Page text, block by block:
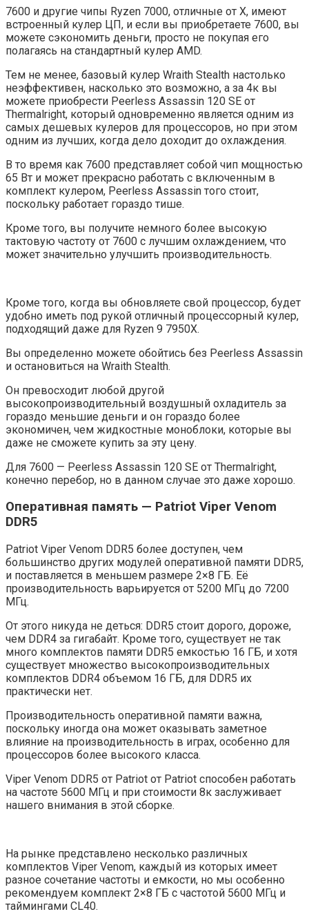
7600 и другие чипы Ryzen 7000, отличные от X, имеют
встроенный кулер ЦП, и если вы приобретаете 7600, вы
можете сэкономить деньги, просто не покупая его
полагаясь на стандартный кулер AMD.
Тем не менее, базовый кулер Wraith Stealth настолько
неэффективен, насколько это возможно, а за 4к вы
можете приобрести Peerless Assassin 120 SE от
Thermalright, который одновременно является одним из
самых дешевых кулеров для процессоров, но при этом
одним из лучших, когда дело доходит до охлаждения.
В то время как 7600 представляет собой чип мощностью
65 Вт и может прекрасно работать с включенным в
комплект кулером, Peerless Assassin того стоит,
поскольку работает гораздо тише.
Кроме того, вы получите немного более высокую
тактовую частоту от 7600 с лучшим охлаждением, что
может значительно улучшить производительность.
Кроме того, когда вы обновляете свой процессор, будет
удобно иметь под рукой отличный процессорный кулер,
подходящий даже для Ryzen 9 7950X.
Вы определенно можете обойтись без Peerless Assassin
и остановиться на Wraith Stealth.
Он превосходит любой другой
высокопроизводительный воздушный охладитель за
гораздо меньшие деньги и он гораздо более
экономичен, чем жидкостные моноблоки, которые вы
даже не сможете купить за эту цену.
Для 7600 — Peerless Assassin 120 SE от Thermalright,
конечно перебор, но в данном случае это даже хорошо.
Оперативная память — Patriot Viper Venom
DDR5
Patriot Viper Venom DDR5 более доступен, чем
большинство других модулей оперативной памяти DDR5,
и поставляется в меньшем размере 2×8 ГБ. Её
производительность варьируется от 5200 МГц до 7200
МГц.
От этого никуда не деться: DDR5 стоит дорого, дороже,
чем DDR4 за гигабайт. Кроме того, существует не так
много комплектов памяти DDR5 емкостью 16 ГБ, и хотя
существует множество высокопроизводительных
комплектов DDR4 объемом 16 ГБ, для DDR5 их
практически нет.
Производительность оперативной памяти важна,
поскольку иногда она может оказывать заметное
влияние на производительность в играх, особенно для
процессоров более высокого класса.
Viper Venom DDR5 от Patriot от Patriot способен работать
на частоте 5600 МГц и при стоимости 8к заслуживает
нашего внимания в этой сборке.
На рынке представлено несколько различных
комплектов Viper Venom, каждый из которых имеет
разное сочетание частоты и емкости, но мы особенно
рекомендуем комплект 2×8 ГБ с частотой 5600 МГц и
таймингами CL40.